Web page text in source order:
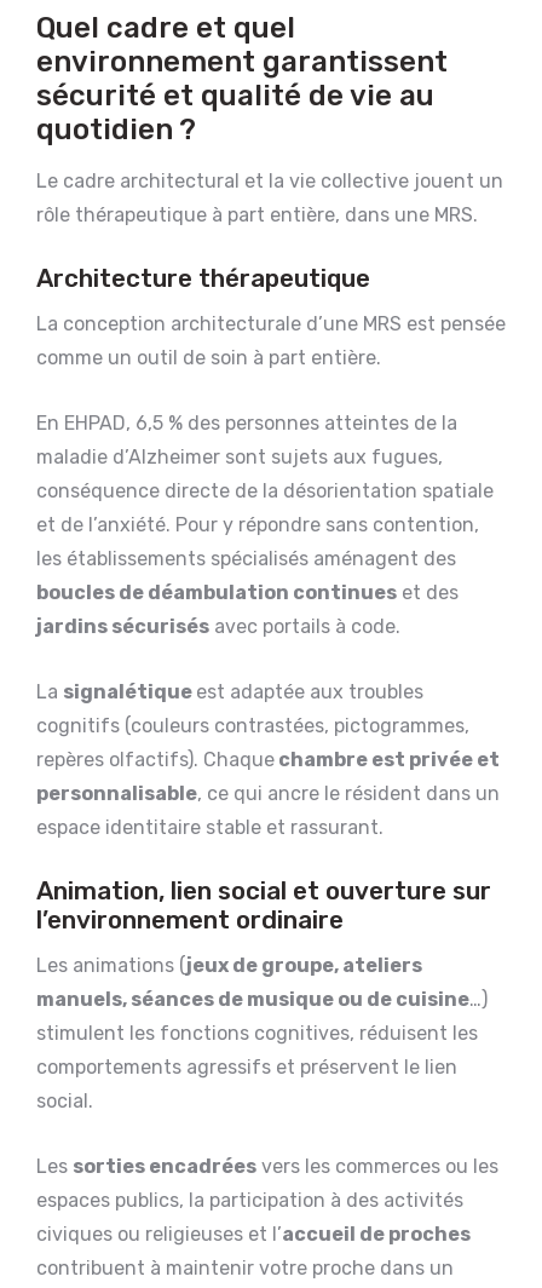
Quel cadre et quel
environnement garantissent
sécurité et qualité de vie au
quotidien ?
Le cadre architectural et la vie collective jouent un
rôle thérapeutique à part entière, dans une MRS.
Architecture thérapeutique
La conception architecturale d’une MRS est pensée
comme un outil de soin à part entière.
En EHPAD, 6,5 % des personnes atteintes de la
maladie d’Alzheimer sont sujets aux fugues,
conséquence directe de la désorientation spatiale
et de l’anxiété. Pour y répondre sans contention,
les établissements spécialisés aménagent des
boucles de déambulation continues et des
jardins sécurisés avec portails à code.
La signalétique est adaptée aux troubles
cognitifs (couleurs contrastées, pictogrammes,
repères olfactifs). Chaque chambre est privée et
personnalisable, ce qui ancre le résident dans un
espace identitaire stable et rassurant.
Animation, lien social et ouverture sur
l’environnement ordinaire
Les animations ( jeux de groupe, ateliers
manuels, séances de musique ou de cuisine…)
stimulent les fonctions cognitives, réduisent les
comportements agressifs et préservent le lien
social.
Les sorties encadrées vers les commerces ou les
espaces publics, la participation à des activités
civiques ou religieuses et l’accueil de proches
contribuent à maintenir votre proche dans un